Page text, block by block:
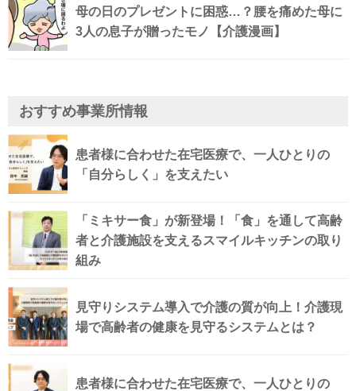
母の日のプレゼントに困惑…？腰を痛めた母に
3人の息子が贈ったモノ【介護漫画】
おすすめ事業所情報
患者様に合わせた在宅医療で、一人ひとりの
「自分らしく」を支えたい
「ミキサー食」が新登場！「食」を通して高齢
者と介護施設を支えるスマイルキッチンの取り
組み
見守りシステム導入で介護の質が向上！介護現
場で高齢者の健康を見守るシステムとは？
患者様に合わせた在宅医療で、一人ひとりの